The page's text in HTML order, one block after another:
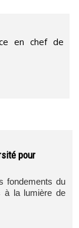
en chef de
pour
fondements du
à la lumière de